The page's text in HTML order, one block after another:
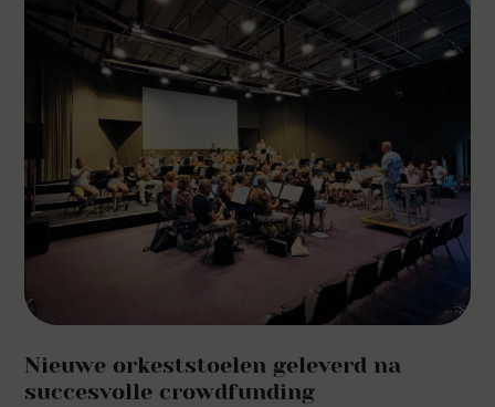
Nieuwe orkeststoelen geleverd na
succesvolle crowdfunding